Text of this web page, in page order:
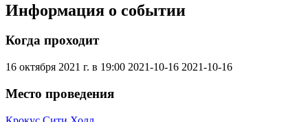
Информация о событии
Когда проходит
16 октября 2021 г. в 19:00 2021-10-16 2021-10-16
Место проведения